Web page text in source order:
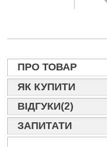
ПРО ТОВАР
ЯК КУПИТИ
ВІДГУКИ(2)
ЗАПИТАТИ